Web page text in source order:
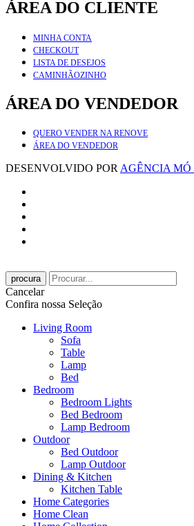
ÁREA DO CLIENTE
MINHA CONTA
CHECKOUT
LISTA DE DESEJOS
CAMINHÃOZINHO
ÁREA DO VENDEDOR
QUERO VENDER NA RENOVE
ÁREA DO VENDEDOR
DESENVOLVIDO PORAGÊNCIA
procura
Cancelar
Confira nossa Seleção
Living Room
Sofa
Table
Lamp
Bed
Bedroom
Bedroom Lights
Bed Bedroom
Lamp Bedroom
Outdoor
Bed Outdoor
Lamp Outdoor
Dining & Kitchen
Kitchen Table
Home Categories
Home Clean